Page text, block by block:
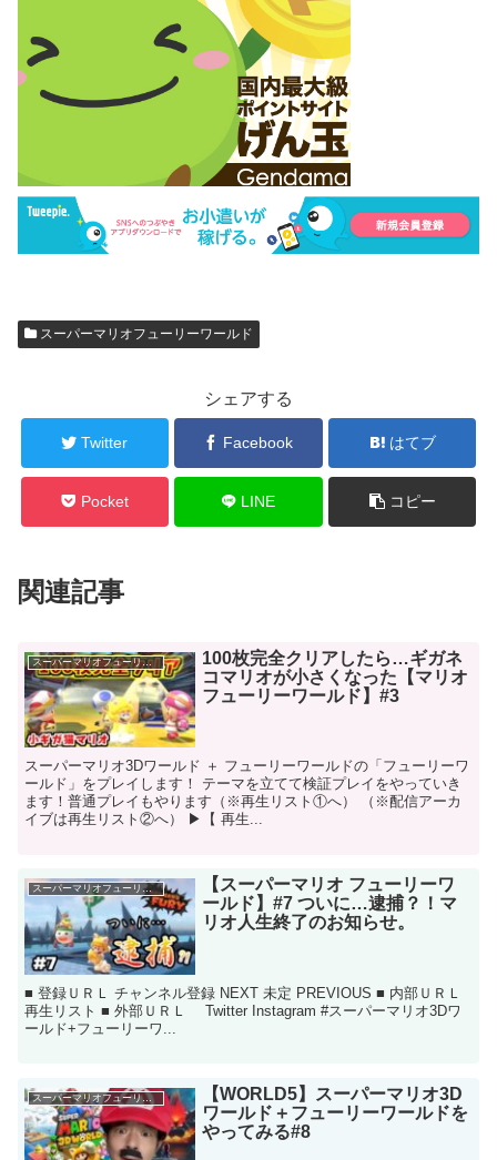
スーパーマリオフューリーワールド
シェアする
Twitter Facebook はてブ
Pocket LINE コピー
関連記事
スーパーマリオフューリーワールド
100枚完全クリアしたら…ギガネ
コマリオが小さくなった【マリオ
フューリーワールド】#3
スーパーマリオ3Dワールド ＋ フューリーワールドの「フューリーワ
ールド」をプレイします！ テーマを立てて検証プレイをやっていき
ます！普通プレイもやります（※再生リスト①へ） （※配信アーカ
イブは再生リスト②へ） ▶【 再生...
スーパーマリオフューリーワールド
【スーパーマリオ フューリーワ
ールド】#7 ついに…逮捕？！マ
リオ人生終了のお知らせ。
■ 登録ＵＲＬ チャンネル登録 NEXT 未定 PREVIOUS ■ 内部ＵＲＬ
再生リスト ■ 外部ＵＲＬ Twitter Instagram #スーパーマリオ3Dワ
ールド+フューリーワ...
スーパーマリオフューリーワールド
【WORLD5】スーパーマリオ3D
ワールド＋フューリーワールドを
やってみる#8